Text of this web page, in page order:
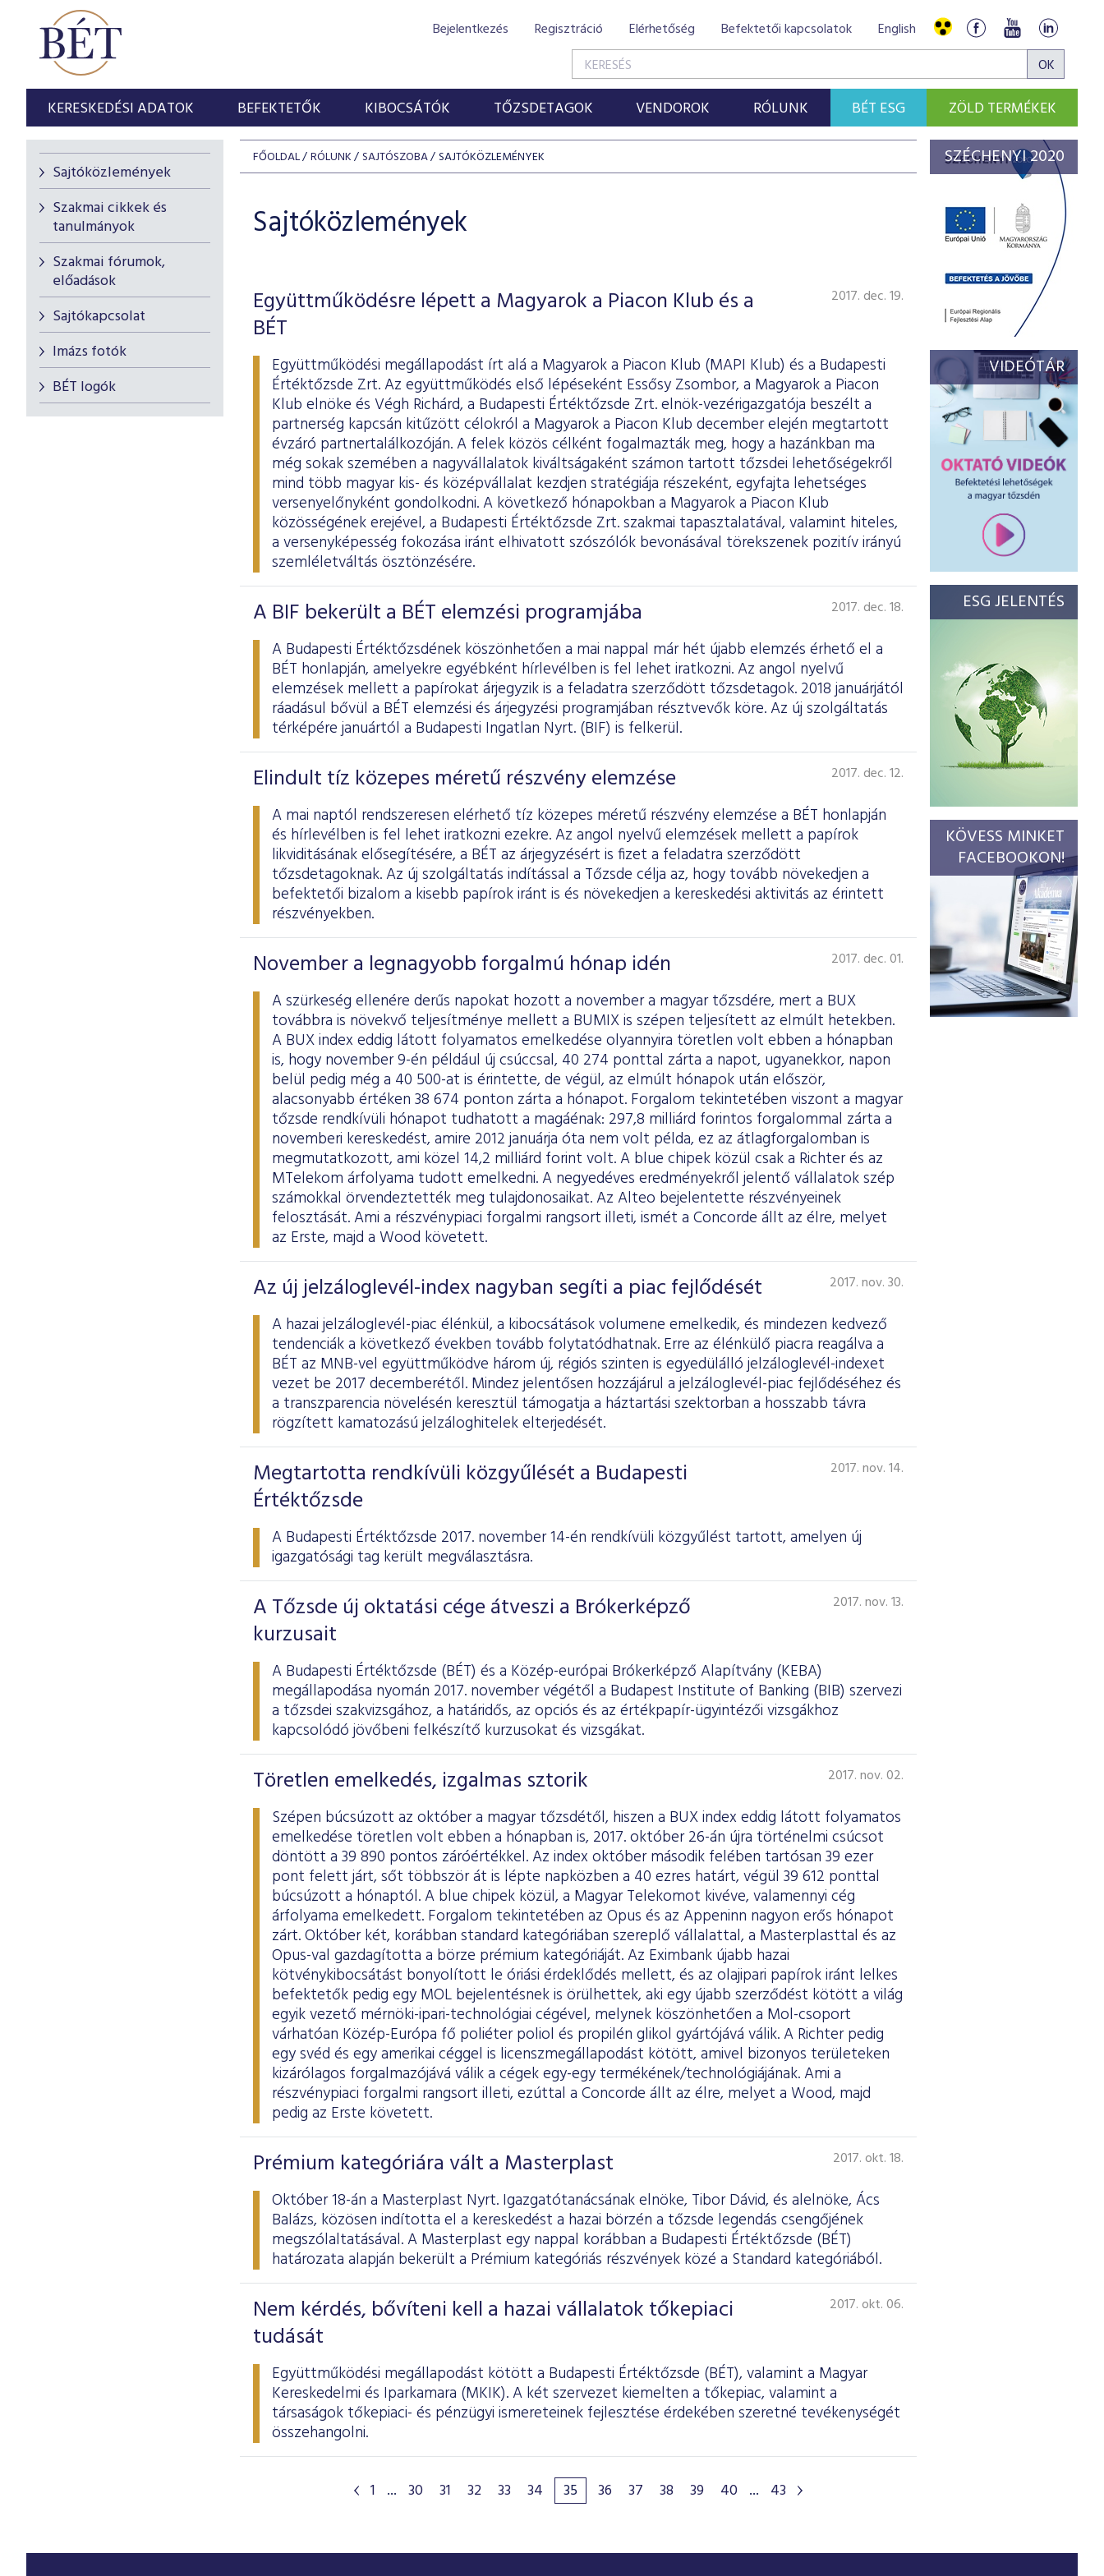
Bejelentkezés Regisztráció Elérhetőség Befektetői kapcsolatok English
KERESKEDÉSI ADATOK BEFEKTETŐK KIBOCSÁTÓK TŐZSDETAGOK VENDOROK RÓLUNK BÉT ESG ZÖLD TERMÉKEK
Sajtóközlemények
Szakmai cikkek és
tanulmányok
Szakmai fórumok,
előadások
Sajtókapcsolat
Imázs fotók
BÉT logók
FŐOLDAL RÓLUNK SAJTÓSZOBA SAJTÓKÖZLEMÉNYEK
Sajtóközlemények
Együttműködésre lépett a Magyarok a Piacon Klub és a
BÉT
2017. dec. 19.
Együttműködési megállapodást írt alá a Magyarok a Piacon Klub (MAPI Klub) és a Budapesti
Értéktőzsde Zrt. Az együttműködés első lépéseként Essősy Zsombor, a Magyarok a Piacon
Klub elnöke és Végh Richárd, a Budapesti Értéktőzsde Zrt. elnök-vezérigazgatója beszélt a
partnerség kapcsán kitűzött célokról a Magyarok a Piacon Klub december elején megtartott
évzáró partnertalálkozóján. A felek közös célként fogalmazták meg, hogy a hazánkban ma
még sokak szemében a nagyvállalatok kiváltságaként számon tartott tőzsdei lehetőségekről
mind több magyar kis- és középvállalat kezdjen stratégiája részeként, egyfajta lehetséges
versenyelőnyként gondolkodni. A következő hónapokban a Magyarok a Piacon Klub
közösségének erejével, a Budapesti Értéktőzsde Zrt. szakmai tapasztalatával, valamint hiteles,
a versenyképesség fokozása iránt elhivatott szószólók bevonásával törekszenek pozitív irányú
szemléletváltás ösztönzésére.
A BIF bekerült a BÉT elemzési programjába 2017. dec. 18.
A Budapesti Értéktőzsdének köszönhetően a mai nappal már hét újabb elemzés érhető el a
BÉT honlapján, amelyekre egyébként hírlevélben is fel lehet iratkozni. Az angol nyelvű
elemzések mellett a papírokat árjegyzik is a feladatra szerződött tőzsdetagok. 2018 januárjától
ráadásul bővül a BÉT elemzési és árjegyzési programjában résztvevők köre. Az új szolgáltatás
térképére januártól a Budapesti Ingatlan Nyrt. (BIF) is felkerül.
Elindult tíz közepes méretű részvény elemzése 2017. dec. 12.
A mai naptól rendszeresen elérhető tíz közepes méretű részvény elemzése a BÉT honlapján
és hírlevélben is fel lehet iratkozni ezekre. Az angol nyelvű elemzések mellett a papírok
likviditásának elősegítésére, a BÉT az árjegyzésért is fizet a feladatra szerződött
tőzsdetagoknak. Az új szolgáltatás indítással a Tőzsde célja az, hogy tovább növekedjen a
befektetői bizalom a kisebb papírok iránt is és növekedjen a kereskedési aktivitás az érintett
részvényekben.
November a legnagyobb forgalmú hónap idén 2017. dec. 01.
A szürkeség ellenére derűs napokat hozott a november a magyar tőzsdére, mert a BUX
továbbra is növekvő teljesítménye mellett a BUMIX is szépen teljesített az elmúlt hetekben.
A BUX index eddig látott folyamatos emelkedése olyannyira töretlen volt ebben a hónapban
is, hogy november 9-én például új csúccsal, 40 274 ponttal zárta a napot, ugyanekkor, napon
belül pedig még a 40 500-at is érintette, de végül, az elmúlt hónapok után először,
alacsonyabb értéken 38 674 ponton zárta a hónapot. Forgalom tekintetében viszont a magyar
tőzsde rendkívüli hónapot tudhatott a magáénak: 297,8 milliárd forintos forgalommal zárta a
novemberi kereskedést, amire 2012 januárja óta nem volt példa, ez az átlagforgalomban is
megmutatkozott, ami közel 14,2 milliárd forint volt. A blue chipek közül csak a Richter és az
MTelekom árfolyama tudott emelkedni. A negyedéves eredményekről jelentő vállalatok szép
számokkal örvendeztették meg tulajdonosaikat. Az Alteo bejelentette részvényeinek
felosztását. Ami a részvénypiaci forgalmi rangsort illeti, ismét a Concorde állt az élre, melyet
az Erste, majd a Wood követett.
Az új jelzáloglevél-index nagyban segíti a piac fejlődését 2017. nov. 30.
A hazai jelzáloglevél-piac élénkül, a kibocsátások volumene emelkedik, és mindezen kedvező
tendenciák a következő években tovább folytatódhatnak. Erre az élénkülő piacra reagálva a
BÉT az MNB-vel együttműködve három új, régiós szinten is egyedülálló jelzáloglevél-indexet
vezet be 2017 decemberétől. Mindez jelentősen hozzájárul a jelzáloglevél-piac fejlődéséhez és
a transzparencia növelésén keresztül támogatja a háztartási szektorban a hosszabb távra
rögzített kamatozású jelzáloghitelek elterjedését.
Megtartotta rendkívüli közgyűlését a Budapesti
Értéktőzsde
2017. nov. 14.
A Budapesti Értéktőzsde 2017. november 14-én rendkívüli közgyűlést tartott, amelyen új
igazgatósági tag került megválasztásra.
A Tőzsde új oktatási cége átveszi a Brókerképző
kurzusait
2017. nov. 13.
A Budapesti Értéktőzsde (BÉT) és a Közép-európai Brókerképző Alapítvány (KEBA)
megállapodása nyomán 2017. november végétől a Budapest Institute of Banking (BIB) szervezi
a tőzsdei szakvizsgához, a határidős, az opciós és az értékpapír-ügyintézői vizsgákhoz
kapcsolódó jövőbeni felkészítő kurzusokat és vizsgákat.
Töretlen emelkedés, izgalmas sztorik 2017. nov. 02.
Szépen búcsúzott az október a magyar tőzsdétől, hiszen a BUX index eddig látott folyamatos
emelkedése töretlen volt ebben a hónapban is, 2017. október 26-án újra történelmi csúcsot
döntött a 39 890 pontos záróértékkel. Az index október második felében tartósan 39 ezer
pont felett járt, sőt többször át is lépte napközben a 40 ezres határt, végül 39 612 ponttal
búcsúzott a hónaptól. A blue chipek közül, a Magyar Telekomot kivéve, valamennyi cég
árfolyama emelkedett. Forgalom tekintetében az Opus és az Appeninn nagyon erős hónapot
zárt. Október két, korábban standard kategóriában szereplő vállalattal, a Masterplasttal és az
Opus-val gazdagította a börze prémium kategóriáját. Az Eximbank újabb hazai
kötvénykibocsátást bonyolított le óriási érdeklődés mellett, és az olajipari papírok iránt lelkes
befektetők pedig egy MOL bejelentésnek is örülhettek, aki egy újabb szerződést kötött a világ
egyik vezető mérnöki-ipari-technológiai cégével, melynek köszönhetően a Mol-csoport
várhatóan Közép-Európa fő poliéter poliol és propilén glikol gyártójává válik. A Richter pedig
egy svéd és egy amerikai céggel is licenszmegállapodást kötött, amivel bizonyos területeken
kizárólagos forgalmazójává válik a cégek egy-egy termékének/technológiájának. Ami a
részvénypiaci forgalmi rangsort illeti, ezúttal a Concorde állt az élre, melyet a Wood, majd
pedig az Erste követett.
Prémium kategóriára vált a Masterplast 2017. okt. 18.
Október 18-án a Masterplast Nyrt. Igazgatótanácsának elnöke, Tibor Dávid, és alelnöke, Ács
Balázs, közösen indította el a kereskedést a hazai börzén a tőzsde legendás csengőjének
megszólaltatásával. A Masterplast egy nappal korábban a Budapesti Értéktőzsde (BÉT)
határozata alapján bekerült a Prémium kategóriás részvények közé a Standard kategóriából.
Nem kérdés, bővíteni kell a hazai vállalatok tőkepiaci
tudását
2017. okt. 06.
Együttműködési megállapodást kötött a Budapesti Értéktőzsde (BÉT), valamint a Magyar
Kereskedelmi és Iparkamara (MKIK). A két szervezet kiemelten a tőkepiac, valamint a
társaságok tőkepiaci- és pénzügyi ismereteinek fejlesztése érdekében szeretné tevékenységét
összehangolni.
1 ... 30 31 32 33 34 35 36 37 38 39 40 ... 43
SZÉCHENYI 2020
VIDEÓTÁR
ESG JELENTÉS
KÖVESS MINKET
FACEBOOKON!